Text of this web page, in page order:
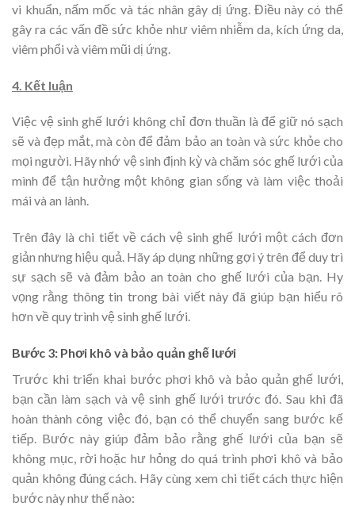
vi khuẩn, nấm mốc và tác nhân gây dị ứng. Điều này có thể
gây ra các vấn đề sức khỏe như viêm nhiễm da, kích ứng da,
viêm phổi và viêm mũi dị ứng.
4. Kết luận
Việc vệ sinh ghế lưới không chỉ đơn thuần là để giữ nó sạch
sẽ và đẹp mắt, mà còn để đảm bảo an toàn và sức khỏe cho
mọi người. Hãy nhớ vệ sinh định kỳ và chăm sóc ghế lưới của
mình để tận hưởng một không gian sống và làm việc thoải
mái và an lành.
Trên đây là chi tiết về cách vệ sinh ghế lưới một cách đơn
giản nhưng hiệu quả. Hãy áp dụng những gợi ý trên để duy trì
sự sạch sẽ và đảm bảo an toàn cho ghế lưới của bạn. Hy
vọng rằng thông tin trong bài viết này đã giúp bạn hiểu rõ
hơn về quy trình vệ sinh ghế lưới.
Bước 3: Phơi khô và bảo quản ghế lưới
Trước khi triển khai bước phơi khô và bảo quản ghế lưới,
bạn cần làm sạch và vệ sinh ghế lưới trước đó. Sau khi đã
hoàn thành công việc đó, bạn có thể chuyển sang bước kế
tiếp. Bước này giúp đảm bảo rằng ghế lưới của bạn sẽ
không mục, rời hoặc hư hỏng do quá trình phơi khô và bảo
quản không đúng cách. Hãy cùng xem chi tiết cách thực hiện
bước này như thế nào: